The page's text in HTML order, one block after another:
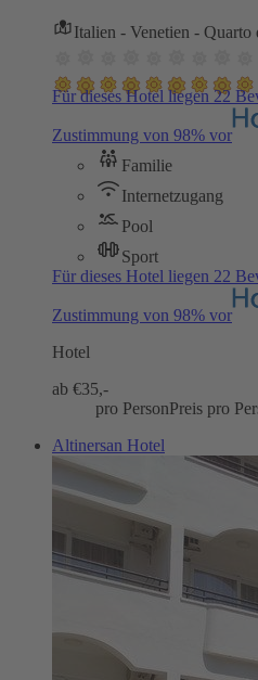
Italien - Venetien -
Für dieses Hotel liegen 22
Zustimmung von 98% vor
Familie
Internetzugang
Pool
Sport
Für dieses Hotel liegen 22
Zustimmung von 98% vor
Hotel
ab €35,-
pro PersonPreis pro
Altinersan Hotel